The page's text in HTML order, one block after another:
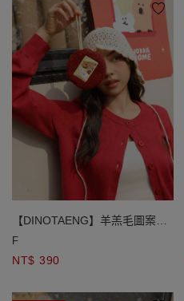
【DINOTAENG】羊羔毛圖案織
標圓形零錢包
F
NT$ 390